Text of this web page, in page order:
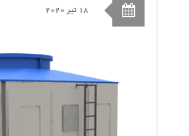
18 تیر 2020